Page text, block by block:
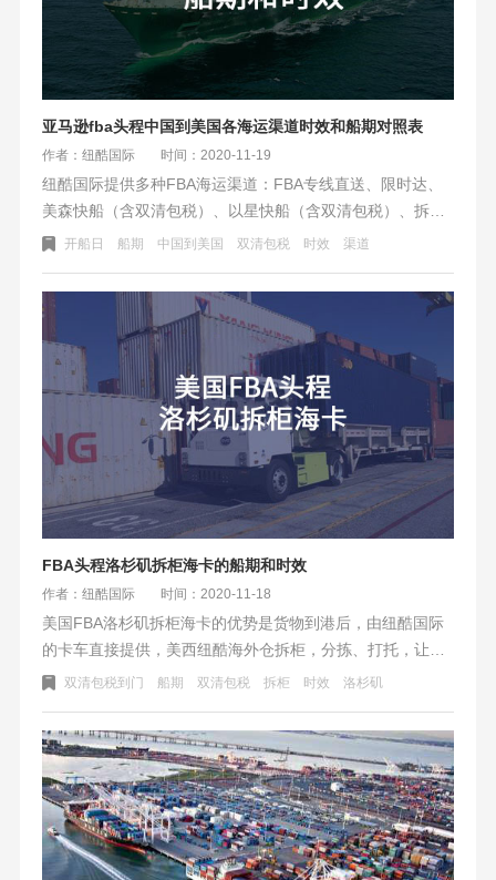
亚马逊fba头程中国到美国各海运渠道时效和船期对照表
作者：纽酷国际 时间：2020-11-19
纽酷国际提供多种FBA海运渠道：FBA专线直送、限时达、
美森快船（含双清包税）、以星快船（含双清包税）、拆柜
海卡（洛杉矶海卡,芝加哥海卡,纽约海卡）、双清包税海派、
本周船期对照表：
开船日 船期 中国到美国 双清包税 时效 渠道
FBA头程洛杉矶拆柜海卡的船期和时效
作者：纽酷国际 时间：2020-11-18
美国FBA洛杉矶拆柜海卡的优势是货物到港后，由纽酷国际
的卡车直接提供，美西纽酷海外仓拆柜，分拣、打托，让再
由我们自己的卡车派送入仓。不需要等快递上门收件，
客户到港后第二天提柜、拆柜，第三天就入仓（美西FBA
仓）了，POD当天回传。
双清包税到门 船期 双清包税 拆柜 时效 洛杉矶